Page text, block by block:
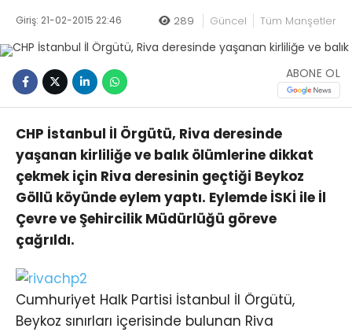
Giriş: 21-02-2015 22:46 289 Güncel Tüm Manşetler
ABONE OL
CHP İstanbul İl Örgütü, Riva deresinde
yaşanan kirliliğe ve balık ölümlerine dikkat
çekmek için Riva deresinin geçtiği Beykoz
Göllü köyünde eylem yaptı. Eylemde İSKİ ile İl
Çevre ve Şehircilik Müdürlüğü göreve
çağrıldı.
Cumhuriyet Halk Partisi İstanbul İl Örgütü,
Beykoz sınırları içerisinde bulunan Riva